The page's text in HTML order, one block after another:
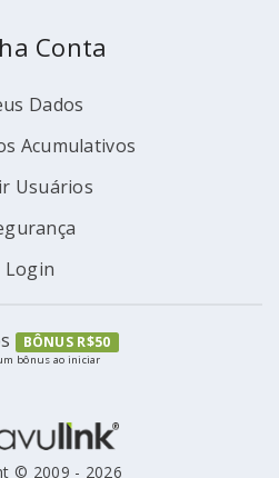
Conta
Dados
Acumulativos
Usuários
Login
BÔNUS R$50
bônus ao iniciar
© 2009 - 2026